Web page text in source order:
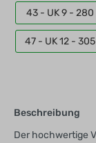
43 - UK 9 - 280
47 - UK 12 - 305
Beschreibung
Der hochwertige